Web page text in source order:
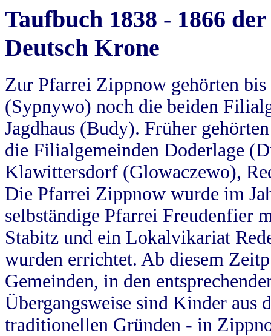
Taufbuch 1838 - 1866
Deutsch Krone
Zur Pfarrei Zippnow gehörten
(Sypnywo) noch die beiden
Jagdhaus (Budy). Früher
die Filialgemeinden Doderlage
Klawittersdorf (Glowaczewo),
Die Pfarrei Zippnow wurde im
selbständige Pfarrei Freudenfier
Stabitz und ein Lokalvikariat
wurden errichtet. Ab diesem
Gemeinden, in den
Übergangsweise sind Kinder aus
traditionellen Gründen - in